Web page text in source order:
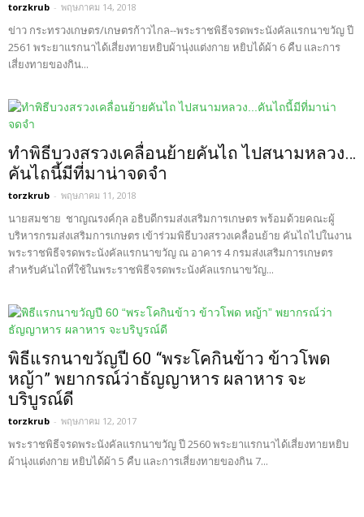
torzkrub - พฤษภาคม 14, 2018
ข่าว กระทรวงเกษตร/เกษตรก้าวไกล--พระราชพิธีจรดพระนังคัลแรกนาขวัญ ปี
2561 พระยาแรกนาได้เสี่ยงทายหยิบผ้านุ่งแต่งกาย หยิบได้ผ้า 6 คืบ และการ
เสี่ยงทายของกิน...
ทำพิธีบวงสรวงเคลื่อนย้ายคันไถ ไปสนามหลวง…
คันไถนี้มีที่มาน่าจดจำ
torzkrub - พฤษภาคม 11, 2018
นายสมชาย ชาญณรงค์กุล อธิบดีกรมส่งเสริมการเกษตร พร้อมด้วยคณะผู้
บริหารกรมส่งเสริมการเกษตร เข้าร่วมพิธีบวงสรวงเคลื่อนย้าย คันไถไปในงาน
พระราชพิธีจรดพระนังคัลแรกนาขวัญ ณ อาคาร 4 กรมส่งเสริมการเกษตร
สำหรับคันไถที่ใช้ในพระราชพิธีจรดพระนังคัลแรกนาขวัญ...
พิธีแรกนาขวัญปี 60 “พระโคกินข้าว ข้าวโพด
หญ้า” พยากรณ์ว่าธัญญาหาร ผลาหาร จะ
บริบูรณ์ดี
torzkrub - พฤษภาคม 12, 2017
พระราชพิธีจรดพระนังคัลแรกนาขวัญ ปี 2560 พระยาแรกนาได้เสี่ยงทายหยิบ
ผ้านุ่งแต่งกาย หยิบได้ผ้า 5 คืบ และการเสี่ยงทายของกิน 7...